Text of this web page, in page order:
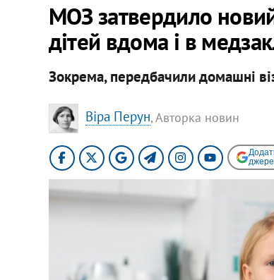
МОЗ затвердило
дітей вдома і в
Зокрема, передбачили домашні
Віра Перун, Авторка новин